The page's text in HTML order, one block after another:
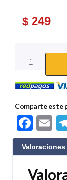
$ 249
Comparte este
F
ac
e
b
E
m
ail
Valoraciones